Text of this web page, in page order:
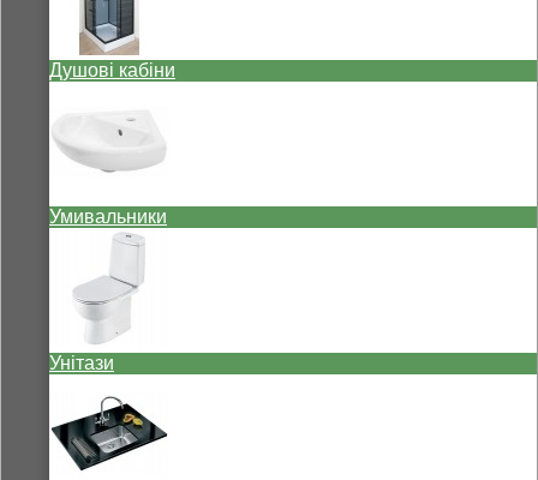
Душові кабіни
Умивальники
Унітази